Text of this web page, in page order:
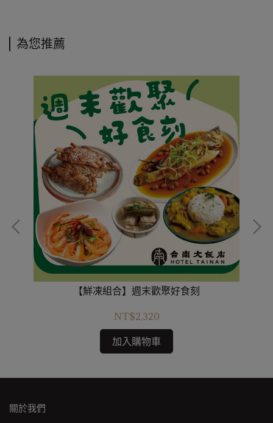
為您推薦
【鮮凍組合】週末歡聚好食刻
NT$2,320
加入購物車
關於我們